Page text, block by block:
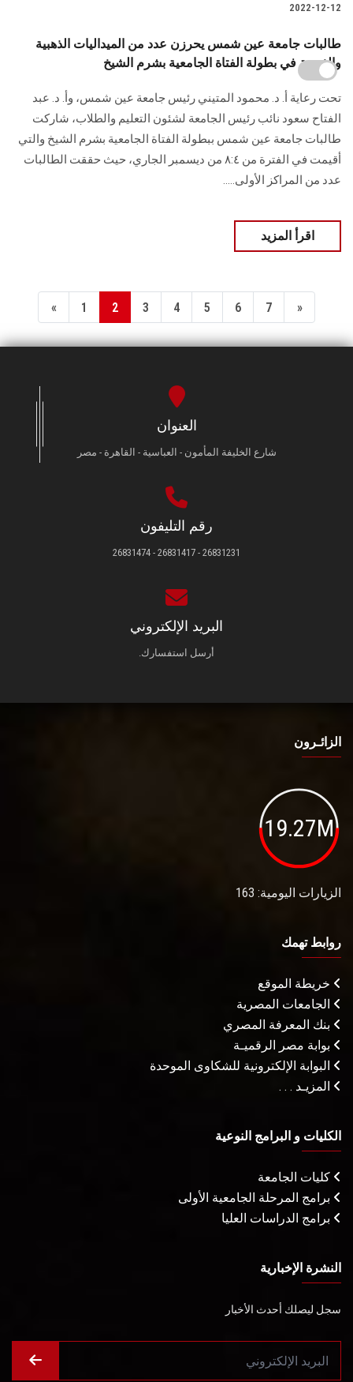
2022-12-12
طالبات جامعة عين شمس يحرزن عدد من الميداليات الذهبية
والفضية في بطولة الفتاة الجامعية بشرم الشيخ
تحت رعاية أ. د. محمود المتيني رئيس جامعة عين شمس، وأ. د. عبد
الفتاح سعود نائب رئيس الجامعة لشئون التعليم والطلاب، شاركت
طالبات جامعة عين شمس ببطولة الفتاة الجامعية بشرم الشيخ والتي
أقيمت في الفترة من ٨:٤ من ديسمبر الجاري، حيث حققت الطالبات
عدد من المراكز الأولى.....
اقرأ المزيد
« 1 2 3 4 5 6 7 »
العنوان
شارع الخليفة المأمون - العباسية - القاهرة - مصر
رقم التليفون
26831231 - 26831417 - 26831474
البريد الإلكتروني
أرسل استفسارك.
الزائـرون
19.27M
الزيارات اليومية: 163
روابط تهمك
خريطة الموقع
الجامعات المصرية
بنك المعرفة المصري
بوابة مصر الرقميـة
البوابة الإلكترونية للشكاوى الموحدة
المزيـد . . .
الكليات و البرامج النوعية
كليات الجامعة
برامج المرحلة الجامعية الأولى
برامج الدراسات العليا
النشرة الإخبارية
سجل ليصلك أحدث الأخبار